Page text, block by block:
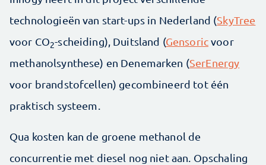
technologieën van start-ups in Nederland (SkyTree
voor CO2-scheiding), Duitsland (Gensoricvoor
methanolsynthese) en Denemarken (SerEnergy
voor brandstofcellen) gecombineerd tot één
praktisch systeem.
Qua kosten kan de groene methanol de
concurrentie met diesel nog niet aan. Opschaling